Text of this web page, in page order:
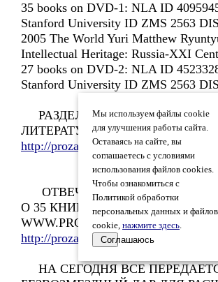
35 books on DVD-1: NLA ID
Stanford University ID ZMS 2563
2005 The World Yuri Matthew
Intellectual Heritage: Russia-XXI
27 books on DVD-2: NLA ID
Stanford University ID ZMS 2563
РАЗДЕЛ: СОВРЕМЕННАЯ
ЛИТЕРАТУРА: АВСТРАЛИЯ - XXI
http://proza.ru/2024/03/17/1291
ОТВЕЧАЮ НА ВОПРОСЫ
О 35 КНИГАХ АВТОРА НА САЙТЕ
WWW.PROZA.RU : : Russia : /
http://proza.ru/avtor/yuri2008
/ 2023
НА СЕГОДНЯ ВСЕ
Мы используем файлы cookie
для улучшения работы сайта.
Оставаясь на сайте, вы
соглашаетесь с условиями
использования файлов cookies.
Чтобы ознакомиться с
Политикой обработки
персональных данных и файлов
cookie, нажмите здесь.
Соглашаюсь